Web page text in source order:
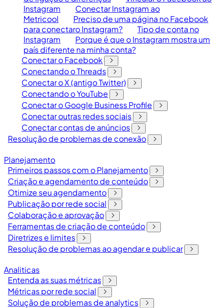
Instagram
Conectar Instagram ao
Metricool
Preciso de uma página no Facebook
para conectaro Instagram?
Tipo de conta no
Instagram
Porque é que o Instagram mostra um
país diferente na minha conta?
Conectar o Facebook
Conectando o Threads
Conectar o X (antigo Twitter)
Conectando o YouTube
Conectar o Google Business Profile
Conectar outras redes sociais
Conectar contas de anúncios
Resolução de problemas de conexão
Planejamento
Primeiros passos com o Planejamento
Criação e agendamento de conteúdo
Otimize seu agendamento
Publicação por rede social
Colaboração e aprovação
Ferramentas de criação de conteúdo
Diretrizes e limites
Resolução de problemas ao agendar e publicar
Analiticas
Entenda as suas métricas
Métricas por rede social
Solução de problemas de analytics